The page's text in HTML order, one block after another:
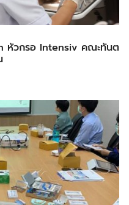
หัวกรอ Intensiv คณะทันต